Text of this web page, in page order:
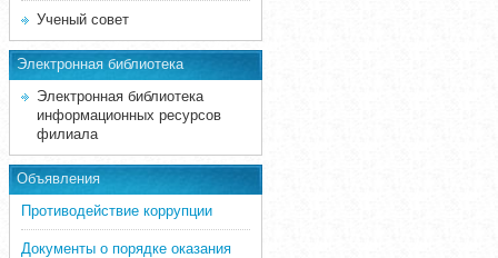
Ученый совет
Электронная библиотека
Электронная библиотека
информационных ресурсов
филиала
Объявления
Противодействие коррупции
Документы о порядке оказания